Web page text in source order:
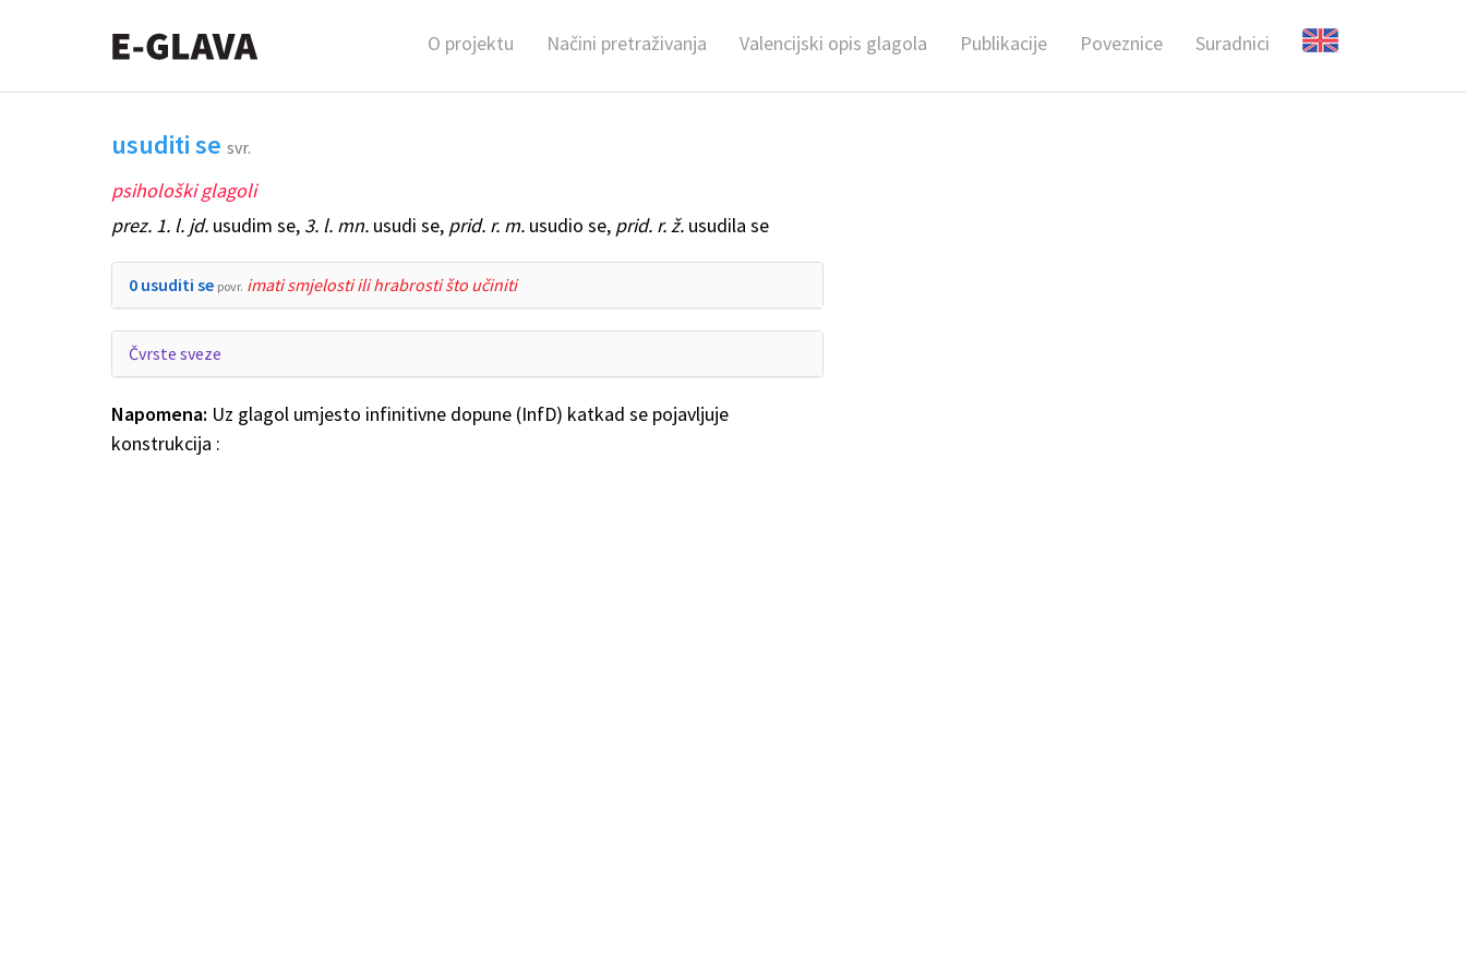
O projektu Načini pretraživanja Valencijski opis glagola Publikacije Poveznice Suradnici
usuditi se svr.
psihološki glagoli
prez. 1. l. jd. usudim se, 3. l. mn. usudi se, prid. r. m. usudio se, prid. r. ž. usudila se
0 usuditi se povr. imati smjelosti ili hrabrosti što učiniti
Čvrste sveze
Napomena: Uz glagol umjesto infinitivne dopune (InfD) katkad se pojavljuje
konstrukcija :